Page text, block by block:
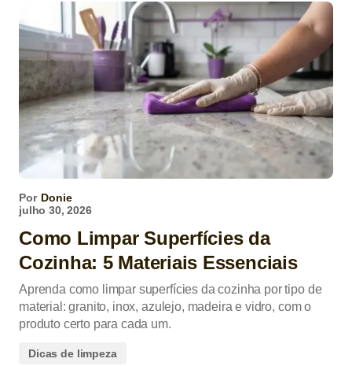
Por Donie
julho 30, 2026
Como Limpar Superfícies da
Cozinha: 5 Materiais Essenciais
Aprenda como limpar superfícies da cozinha por tipo de
material: granito, inox, azulejo, madeira e vidro, com o
produto certo para cada um.
Dicas de limpeza